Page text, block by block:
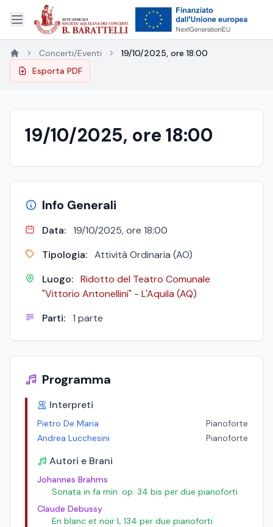
Concerti/Eventi
19/10/2025, ore 18:00
Esporta PDF
19/10/2025, ore 18:00
Info Generali
Data: 19/10/2025, ore 18:00
Tipologia: Attività Ordinaria (AO)
Luogo: Ridotto del Teatro Comunale
"Vittorio Antonellini" - L'Aquila (AQ)
Parti: 1 parte
Programma
Interpreti
Pietro De Maria
Pianoforte
Andrea Lucchesini
Pianoforte
Autori e Brani
Johannes Brahms
Sonata in fa min. op. 34 bis per due pianoforti
Claude Debussy
En blanc et noir L 134 per due pianoforti